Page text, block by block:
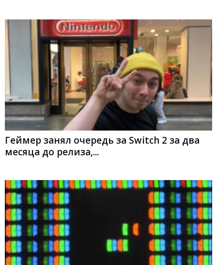
Геймер занял очередь за Switch 2 за два
месяца до релиза,...